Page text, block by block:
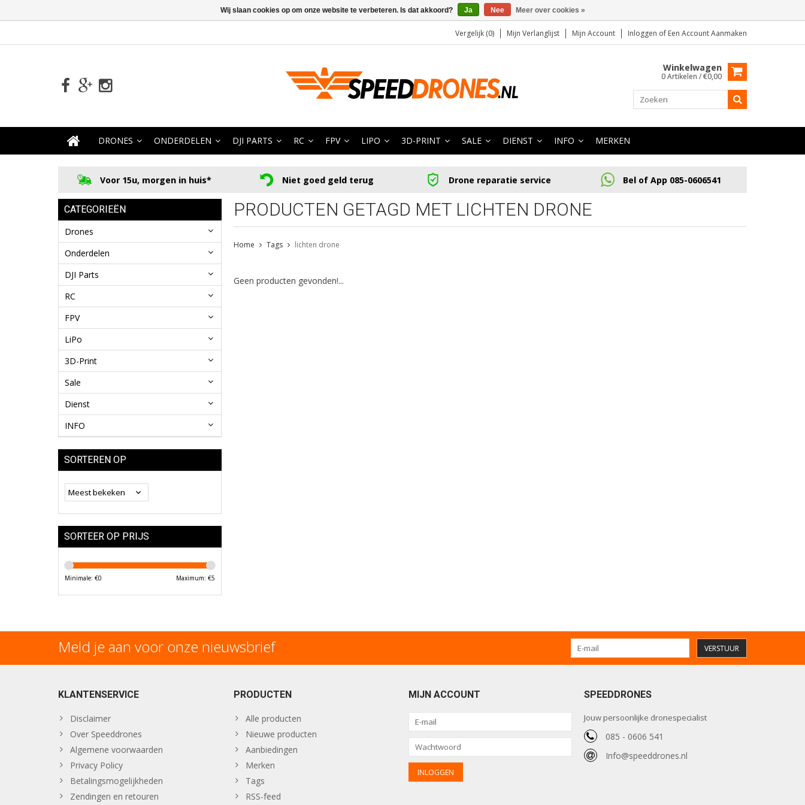
Vergelijk (0) Mijn Verlanglijst Mijn Account Inloggen of Een Account Aanmaken
Winkelwagen
0 Artikelen / €0,00
DRONES ONDERDELEN DJI PARTS RC FPV LIPO 3D-PRINT SALE DIENST INFO MERKEN
Voor 15u, morgen in huis* Niet goed geld terug Drone reparatie service Bel of App 085-0606541
CATEGORIEËN
Drones
Onderdelen
DJI Parts
RC
FPV
LiPo
3D-Print
Sale
Dienst
INFO
SORTEREN OP
SORTEER OP PRIJS
Minimale: €0 Maximum: €5
PRODUCTEN GETAGD MET LICHTEN DRONE
Home Tags lichten drone
Geen producten gevonden!...
Meld je aan voor onze nieuwsbrief VERSTUUR
KLANTENSERVICE
Disclaimer
Over Speeddrones
Algemene voorwaarden
Privacy Policy
Betalingsmogelijkheden
Zendingen en retouren
PRODUCTEN
Alle producten
Nieuwe producten
Aanbiedingen
Merken
Tags
RSS-feed
MIJN ACCOUNT SPEEDDRONES
Jouw persoonlijke dronespecialist
085 - 0606 541
Info@speeddrones.nl
Wij slaan cookies op om onze website te verbeteren. Is dat akkoord? Ja Nee Meer over cookies »